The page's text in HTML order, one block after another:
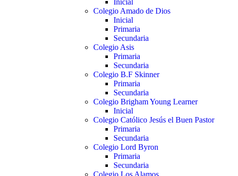
Inicial
Colegio Amado de Dios
Inicial
Primaria
Secundaria
Colegio Asis
Primaria
Secundaria
Colegio B.F Skinner
Primaria
Secundaria
Colegio Brigham Young Learner
Inicial
Colegio Católico Jesús el Buen Pastor
Primaria
Secundaria
Colegio Lord Byron
Primaria
Secundaria